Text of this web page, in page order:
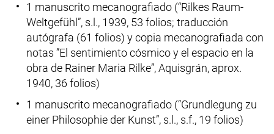
1 manuscrito mecanografiado (“Rilkes Raum-
Weltgefühl”, s.l., 1939, 53 folios; traducción
autógrafa (61 folios) y copia mecanografiada con
notas ”El sentimiento cósmico y el espacio en la
obra de Rainer Maria Rilke”, Aquisgrán, aprox.
1940, 36 folios)
1 manuscrito mecanografiado (“Grundlegung zu
einer Philosophie der Kunst”, s.l., s.f., 19 folios)